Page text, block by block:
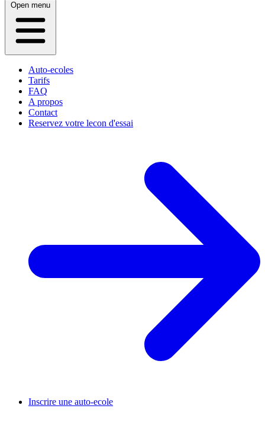
Open menu
Auto-ecoles
Tarifs
FAQ
A propos
Contact
Reservez votre lecon d'essai
Inscrire une auto-ecole